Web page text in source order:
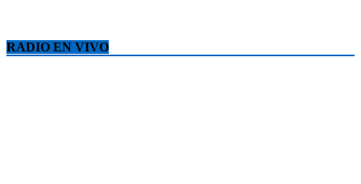
RADIO EN VIVO